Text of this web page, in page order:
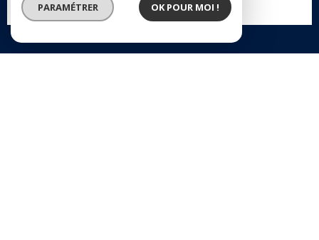
EN SAVOIR +
PARAMÉTRER OK POUR MOI !